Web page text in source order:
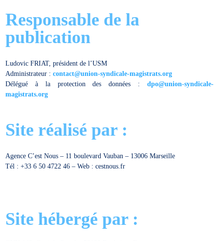
Responsable de la
publication
Ludovic FRIAT, président de l’USM
Administrateur : contact@union-syndicale-magistrats.org
Délégué à la protection des données :
dpo@union-syndicale-
magistrats.org
Site réalisé par :
Agence C’est Nous – 11 boulevard Vauban – 13006 Marseille
Tél : +33 6 50 4722 46 – Web : cestnous.fr
Site hébergé par :